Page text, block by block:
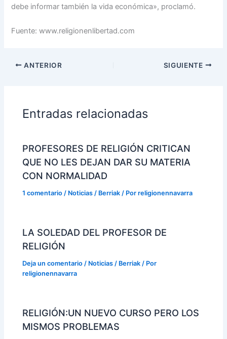
debe informar también la vida económica», proclamó.
Fuente: www.religionenlibertad.com
ANTERIOR SIGUIENTE
Entradas relacionadas
PROFESORES DE RELIGIÓN CRITICAN
QUE NO LES DEJAN DAR SU MATERIA
CON NORMALIDAD
1 comentario / Noticias / Berriak / Porreligionennavarra
LA SOLEDAD DEL PROFESOR DE
RELIGIÓN
Deja un comentario / Noticias / Berriak / Por
religionennavarra
RELIGIÓN:UN NUEVO CURSO PERO LOS
MISMOS PROBLEMAS